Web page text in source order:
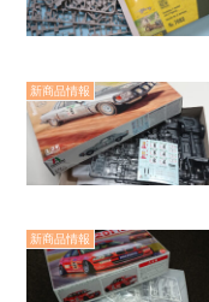
新商品情報
新商品情報